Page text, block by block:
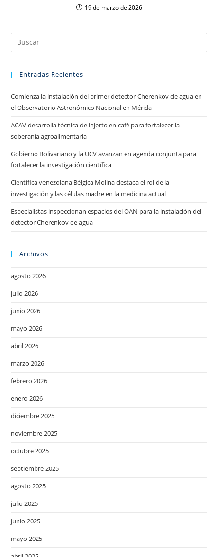
19 de marzo de 2026
Entradas Recientes
Comienza la instalación del primer detector Cherenkov de agua en
el Observatorio Astronómico Nacional en Mérida
ACAV desarrolla técnica de injerto en café para fortalecer la
soberanía agroalimentaria
Gobierno Bolivariano y la UCV avanzan en agenda conjunta para
fortalecer la investigación científica
Científica venezolana Bélgica Molina destaca el rol de la
investigación y las células madre en la medicina actual
Especialistas inspeccionan espacios del OAN para la instalación del
detector Cherenkov de agua
Archivos
agosto 2026
julio 2026
junio 2026
mayo 2026
abril 2026
marzo 2026
febrero 2026
enero 2026
diciembre 2025
noviembre 2025
octubre 2025
septiembre 2025
agosto 2025
julio 2025
junio 2025
mayo 2025